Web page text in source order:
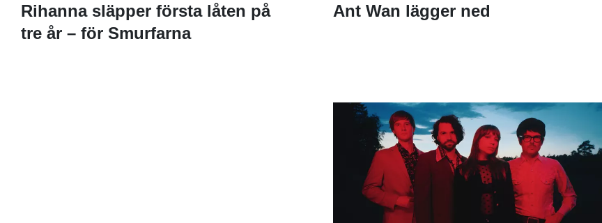
Rihanna släpper första låten på
tre år – för Smurfarna
Ant Wan lägger ned